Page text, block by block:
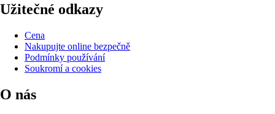
Užitečné odkazy
Cena
Nakupujte online bezpečně
Podmínky používání
Soukromí a cookies
O nás